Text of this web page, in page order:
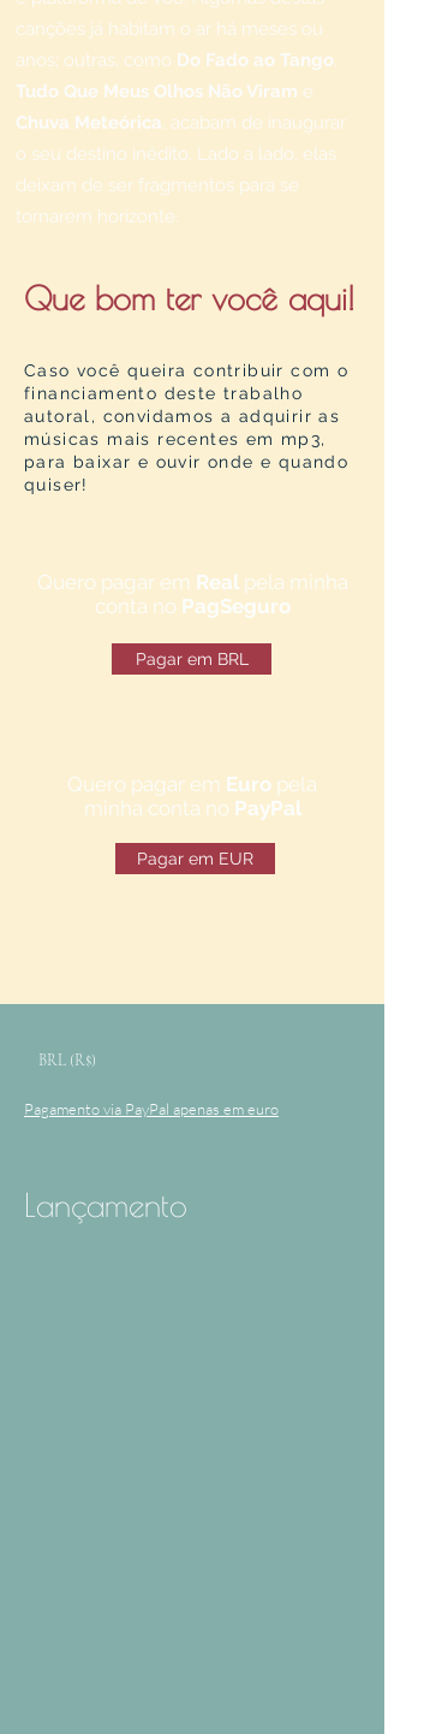
canções já habitam o ar há meses ou
anos; outras, como Do Fado ao Tango,
Tudo Que Meus Olhos Não Viram e
Chuva Meteórica, acabam de inaugurar
o seu destino inédito. Lado a lado, elas
deixam de ser fragmentos para se
tornarem horizonte.
Que bom ter você aqui!
Caso você queira contribuir com o
financiamento deste trabalho
autoral, convidamos a adquirir as
músicas mais recentes em mp3,
para baixar e ouvir onde e quando
quiser!
Quero pagar em Realpela minha
conta no PagSeguro
Pagar em BRL
Quero pagar em Euro pela
minha conta no PayPal
Pagar em EUR
BRL (R$)
Pagamento via PayPal apenas em euro
Lançamento